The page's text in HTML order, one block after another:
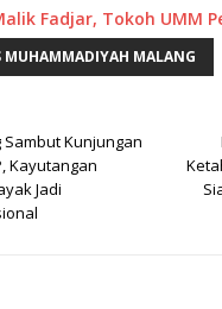
Fadjar, Tokoh UMM
MUHAMMADIYAH MALANG
Kunjungan
Kayutangan
Jadi